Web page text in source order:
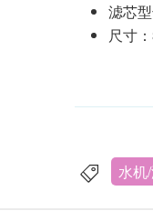
滤芯
尺寸
水机